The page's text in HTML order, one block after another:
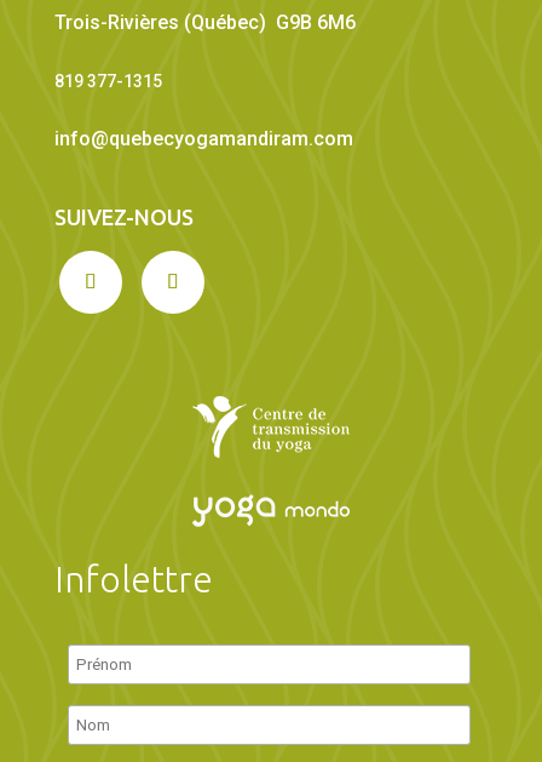
Trois-Rivières (Québec) G9B 6M6
819 377-1315
info@quebecyogamandiram.com
SUIVEZ-NOUS
Infolettre